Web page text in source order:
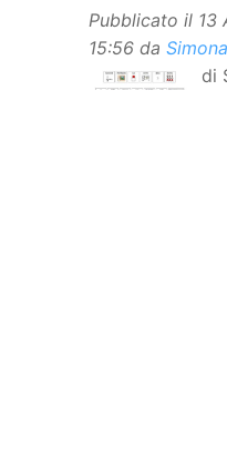
Pubblicato il 13
15:56 da Simona
di